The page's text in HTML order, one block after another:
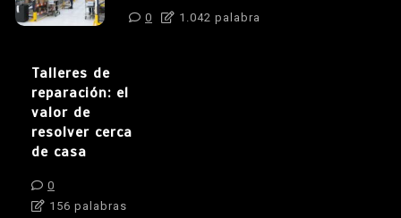
0 1.042 palabra
Talleres de
reparación: el
valor de
resolver cerca
de casa
0
156 palabras